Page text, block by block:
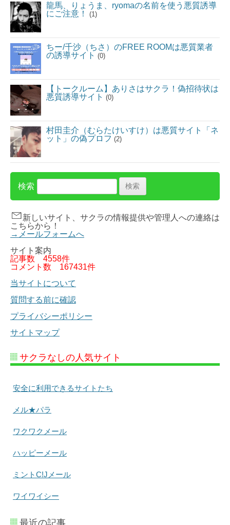
龍馬、りょうま、ryomaの名前を使う悪質誘導
にご注意！
(1)
ちー/千沙（ちさ）のFREE ROOMは悪質業者
の誘導サイト (0)
【トークルーム】ありさはサクラ！偽招待状は
悪質誘導サイト (0)
村田圭介（むらたけいすけ）は悪質サイト「ネ
ット」の偽プロフ (2)
検索
新しいサイト、サクラの情報提供や管理人への連絡は
こちらから！
→メールフォームへ
サイト案内
記事数 4558件
コメント数 167431件
当サイトについて
質問する前に確認
プライバシーポリシー
サイトマップ
サクラなしの人気サイト
安全に利用できるサイトたち
メル★パラ
ワクワクメール
ハッピーメール
ミントC!Jメール
ワイワイシー
最近の記事